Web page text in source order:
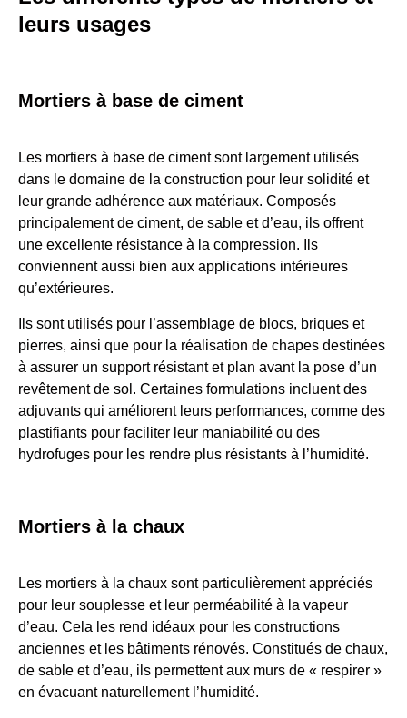
leurs usages
Mortiers à base de ciment
Les mortiers à base de ciment sont largement utilisés
dans le domaine de la construction pour leur solidité et
leur grande adhérence aux matériaux. Composés
principalement de ciment, de sable et d’eau, ils offrent
une excellente résistance à la compression. Ils
conviennent aussi bien aux applications intérieures
qu’extérieures.
Ils sont utilisés pour l’assemblage de blocs, briques et
pierres, ainsi que pour la réalisation de chapes destinées
à assurer un support résistant et plan avant la pose d’un
revêtement de sol. Certaines formulations incluent des
adjuvants qui améliorent leurs performances, comme des
plastifiants pour faciliter leur maniabilité ou des
hydrofuges pour les rendre plus résistants à l’humidité.
Mortiers à la chaux
Les mortiers à la chaux sont particulièrement appréciés
pour leur souplesse et leur perméabilité à la vapeur
d’eau. Cela les rend idéaux pour les constructions
anciennes et les bâtiments rénovés. Constitués de chaux,
de sable et d’eau, ils permettent aux murs de « respirer »
en évacuant naturellement l’humidité.